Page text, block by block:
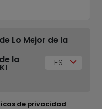
Lo Mejor de la
la
ES
de privacidad